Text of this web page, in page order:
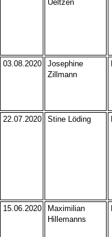
Ueltzen
03.08.2020
Josephine
Zillmann
22.07.2020 Stine Löding
15.06.2020
Maximilian
Hillemanns